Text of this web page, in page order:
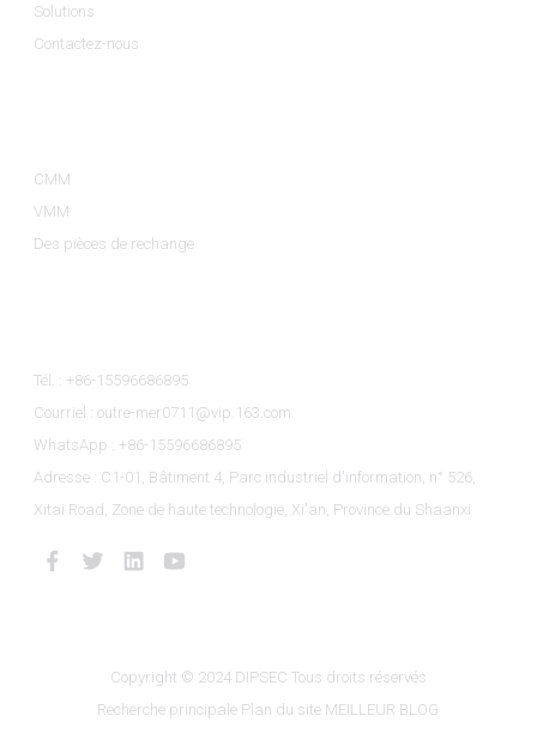
Solutions
Contactez-nous
CMM
VMM
Des pièces de rechange
Tél. : +86-15596686895
Courriel : outre-mer0711@vip.163.com
WhatsApp : +86-15596686895
Adresse : C1-01, Bâtiment 4, Parc industriel d'information, n° 526,
Xitai Road, Zone de haute technologie, Xi'an, Province du Shaanxi
Copyright © 2024 DIPSEC Tous droits réservés
Recherche principale Plan du site MEILLEUR BLOG